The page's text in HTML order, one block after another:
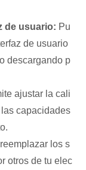
de ⁤usuario: Pu
de usuario
descargando ​p
ajustar la cali
‌capacidades
los s
otros de tu elec